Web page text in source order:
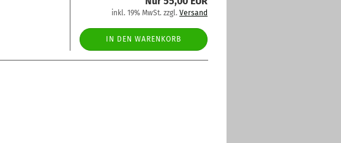
inkl. 19% MwSt. zzgl. Versand
IN DEN WARENKORB